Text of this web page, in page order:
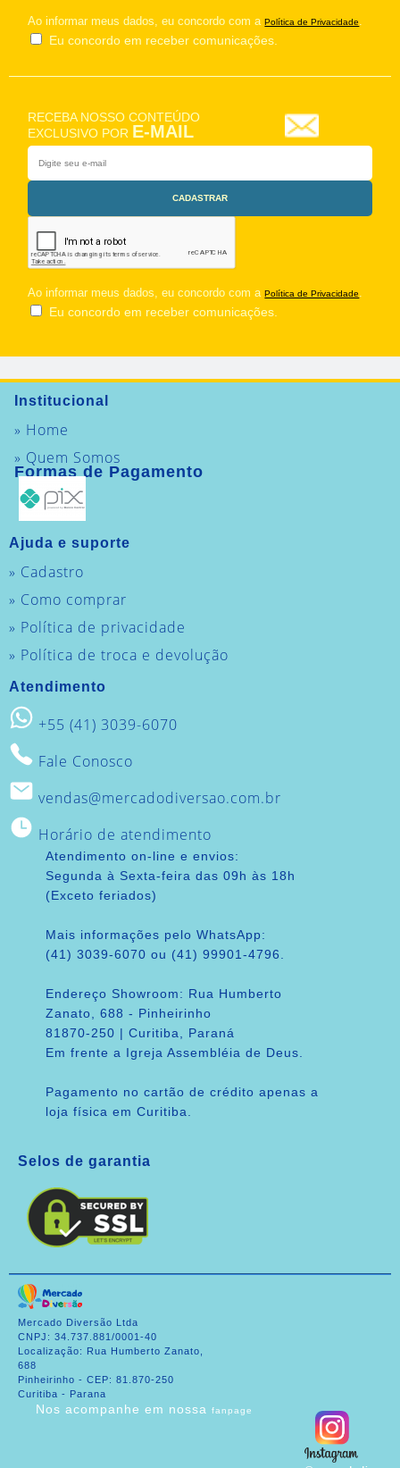
Ao informar meus dados, eu concordo com aPolítica de Privacidade.
Eu concordo em receber comunicações.
RECEBA NOSSO CONTEÚDO
EXCLUSIVO POR E-MAIL
Ao informar meus dados, eu concordo com aPolítica de Privacidade
Eu concordo em receber comunicações.
Institucional
» Home
» Quem Somos
Formas de Pagamento
Ajuda e suporte
» Cadastro
» Como comprar
» Política de privacidade
» Política de troca e devolução
Atendimento
+55 (41) 3039-6070
Fale Conosco
vendas@mercadodiversao.com.br
Horário de atendimento
Atendimento on-line e envios:
Segunda à Sexta-feira das 09h às 18h
(Exceto feriados)
Mais informações pelo WhatsApp:
(41) 3039-6070 ou (41) 99901-4796.
Endereço Showroom: Rua Humberto
Zanato, 688 - Pinheirinho
81870-250 | Curitiba, Paraná
Em frente a Igreja Assembléia de Deus.
Pagamento no cartão de crédito apenas a
loja física em Curitiba.
Selos de garantia
Mercado Diversão Ltda
CNPJ: 34.737.881/0001-40
Localização: Rua Humberto Zanato,
688
Pinheirinho - CEP: 81.870-250
Curitiba - Parana
Nos acompanhe em nossa fanpage